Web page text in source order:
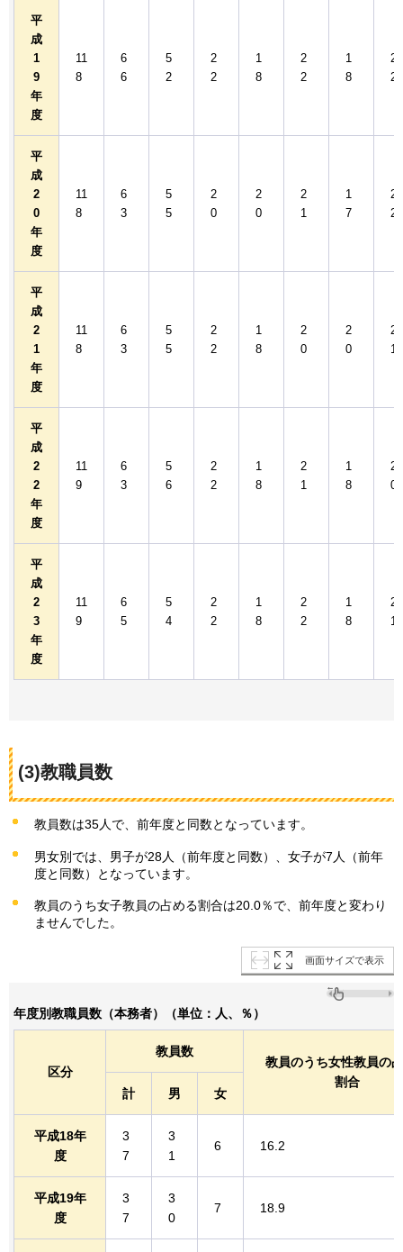
平
成
1
9
年
度
11
8
6
6
5
2
2
2
1
8
2
2
1
8
2
2
平
成
2
0
年
度
11
8
6
3
5
5
2
0
2
0
2
1
1
7
2
2
平
成
2
1
年
度
11
8
6
3
5
5
2
2
1
8
2
0
2
0
2
1
平
成
2
2
年
度
11
9
6
3
5
6
2
2
1
8
2
1
1
8
2
0
平
成
2
3
年
度
11
9
6
5
5
4
2
2
1
8
2
2
1
8
2
1
(3)教職員数
教員数は35人で、前年度と同数となっています。
男女別では、男子が28人（前年度と同数）、女子が7人（前年
度と同数）となっています。
教員のうち女子教員の占める割合は20.0％で、前年度と変わり
ませんでした。
画面サイズで表示
年度別教職員数（本務者）（単位：人、％）
区分
教員数
教員のうち女性教員の
割合
計
男 女
平成18年
度
3
7
3
1
6 16.2
平成19年
度
3
7
3
0
7 18.9